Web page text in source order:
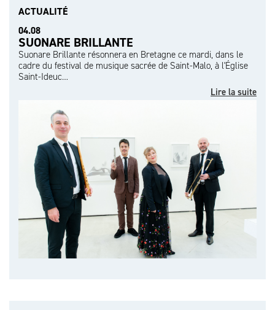
ACTUALITÉ
04.08
SUONARE BRILLANTE
Suonare Brillante résonnera en Bretagne ce mardi, dans le
cadre du festival de musique sacrée de Saint-Malo, à l'Église
Saint-Ideuc…
Lire la suite